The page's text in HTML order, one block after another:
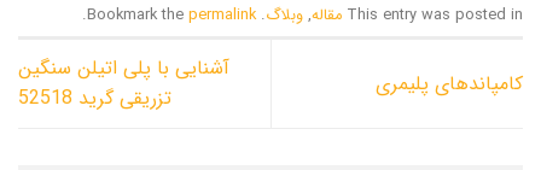
This entry was posted in مقاله, وبلاگ. Bookmark the
permalink
.
کامپاندهای پلیمری
آشنایی با پلی اتیلن سنگین
تزریقی گرید 52518